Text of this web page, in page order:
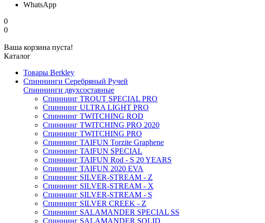
WhatsApp
0
0
Ваша корзина пуста!
Каталог
Товары Berkley
Спиннинги Серебряный Ручей
Спиннинги двухсоставные
Спиннинг TROUT SPECIAL PRO
Спиннинг ULTRA LIGHT PRO
Спиннинг TWITCHING ROD
Спиннинг TWITCHING PRO 2020
Спиннинг TWITCHING PRO
Спиннинг TAIFUN Torzite Graphene
Спиннинг TAIFUN SPECIAL
Спиннинг TAIFUN Rod - S 20 YEARS
Спиннинг TAIFUN 2020 EVA
Спиннинг SILVER-STREAM - Z
Спиннинг SILVER-STREAM - X
Спиннинг SILVER-STREAM - S
Спиннинг SILVER CREEK - Z
Спиннинг SALAMANDER SPECIAL SS
Спиннинг SALAMANDER SOLID